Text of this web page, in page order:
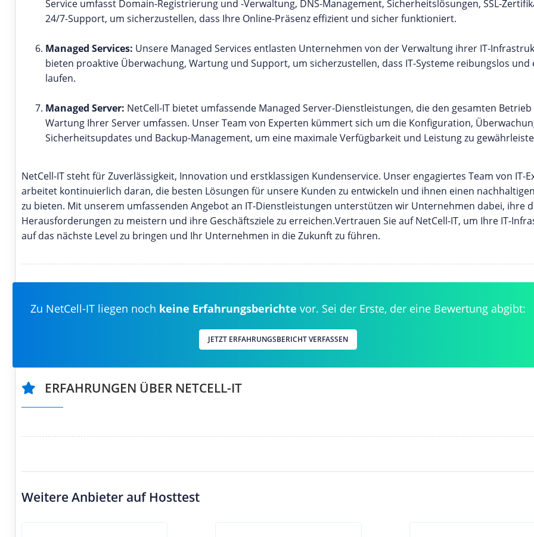
Service umfasst Domain-Registrierung und -Verwaltung, DNS-Management, Sicherheitslösungen, SSL-
24/7-Support, um sicherzustellen, dass Ihre Online-Präsenz effizient und sicher funktioniert.
Managed Services: Unsere Managed Services entlasten Unternehmen von der Verwaltung ihrer IT-
bieten proaktive Überwachung, Wartung und Support, um sicherzustellen, dass IT-Systeme reibungslos und
laufen.
Managed Server: NetCell-IT bietet umfassende Managed Server-Dienstleistungen, die den gesamten
Wartung Ihrer Server umfassen. Unser Team von Experten kümmert sich um die Konfiguration,
Sicherheitsupdates und Backup-Management, um eine maximale Verfügbarkeit und Leistung zu
NetCell-IT steht für Zuverlässigkeit, Innovation und erstklassigen Kundenservice. Unser engagiertes Team von IT-
arbeitet kontinuierlich daran, die besten Lösungen für unsere Kunden zu entwickeln und ihnen einen
zu bieten. Mit unserem umfassenden Angebot an IT-Dienstleistungen unterstützen wir Unternehmen dabei, ihre
Herausforderungen zu meistern und ihre Geschäftsziele zu erreichen.Vertrauen Sie auf NetCell-IT, um Ihre IT-
auf das nächste Level zu bringen und Ihr Unternehmen in die Zukunft zu führen.
Zu NetCell-IT liegen noch keine Erfahrungsberichte vor. Sei der Erste, der eine Bewertung abgibt:
JETZT ERFAHRUNGSBERICHT VERFASSEN
ERFAHRUNGEN ÜBER NETCELL-IT
Weitere Anbieter auf Hosttest